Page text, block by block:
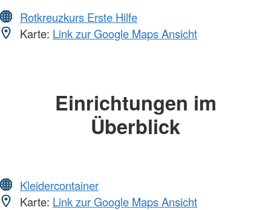
Rotkreuzkurs Erste Hilfe
Karte: Link zur Google Maps Ansicht
Einrichtungen im
Überblick
Kleidercontainer
Karte: Link zur Google Maps Ansicht